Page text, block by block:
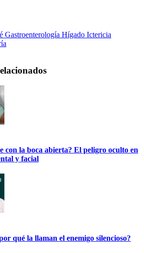
Gastroenterología Hígado Ictericia
con la boca abierta? El peligro oculto en
y facial
qué la llaman el enemigo silencioso?